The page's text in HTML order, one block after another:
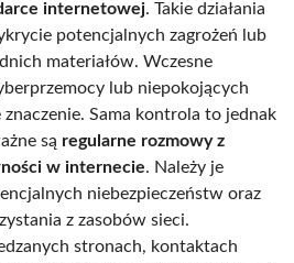
internetowej. Takie działania
potencjalnych zagrożeń lub
materiałów. Wczesne
lub niepokojących
Sama kontrola to jednak
są regularne rozmowy z
w internecie. Należy je
niebezpieczeństw oraz
z zasobów sieci.
stronach, kontaktach